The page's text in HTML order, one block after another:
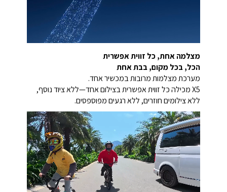
מצלמה אחת, כל זווית אפשרית
הכל, בכל מקום, בבת אחת
מערכת מצלמות מרובות במכשיר אחד.
X5 מכילה כל זווית אפשרית בצילום אחד—ללא ציוד נוסף,
ללא צילומים חוזרים, ללא רגעים מפוספסים.